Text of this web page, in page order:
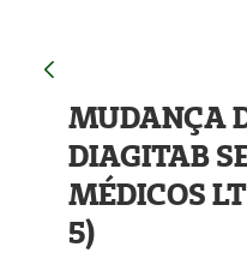
MUDANÇA
DIAGITAB
MÉDICOS
5)